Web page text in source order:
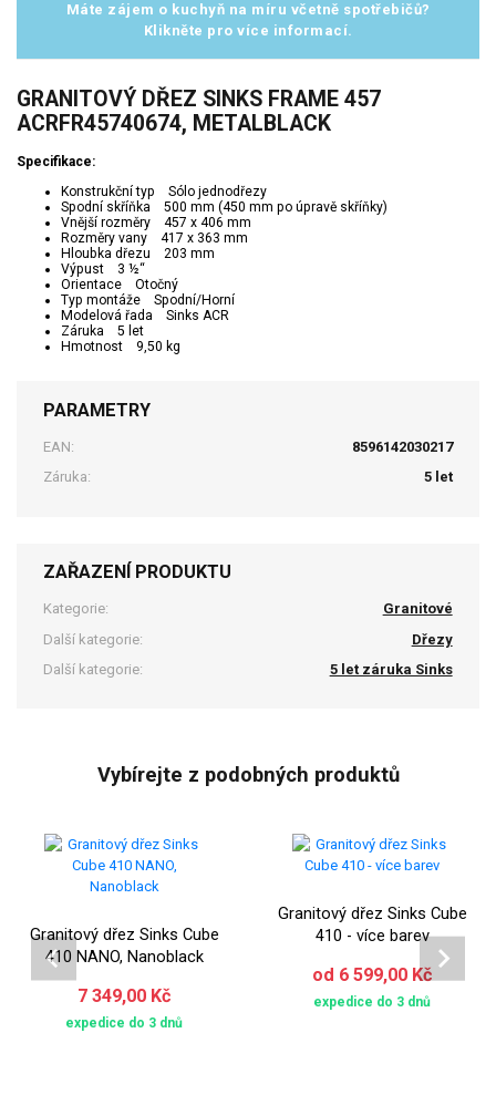
Máte zájem o kuchyň na míru včetně spotřebičů?
Klikněte pro více informací.
GRANITOVÝ DŘEZ SINKS FRAME 457
ACRFR45740674, METALBLACK
Specifikace:
Konstrukční typ Sólo jednodřezy
Spodní skříňka 500 mm (450 mm po úpravě skříňky)
Vnější rozměry 457 x 406 mm
Rozměry vany 417 x 363 mm
Hloubka dřezu 203 mm
Výpust 3 ½“
Orientace Otočný
Typ montáže Spodní/Horní
Modelová řada Sinks ACR
Záruka 5 let
Hmotnost 9,50 kg
PARAMETRY
EAN:
8596142030217
Záruka:
5 let
ZAŘAZENÍ PRODUKTU
Kategorie:
Granitové
Další kategorie:
Dřezy
Další kategorie:
5 let záruka Sinks
Vybírejte z podobných produktů
Granitový dřez Sinks Cube
410 NANO, Nanoblack
7 349,00 Kč
expedice do 3 dnů
Granitový dřez Sinks Cube
410 - více barev
od 6 599,00 Kč
expedice do 3 dnů